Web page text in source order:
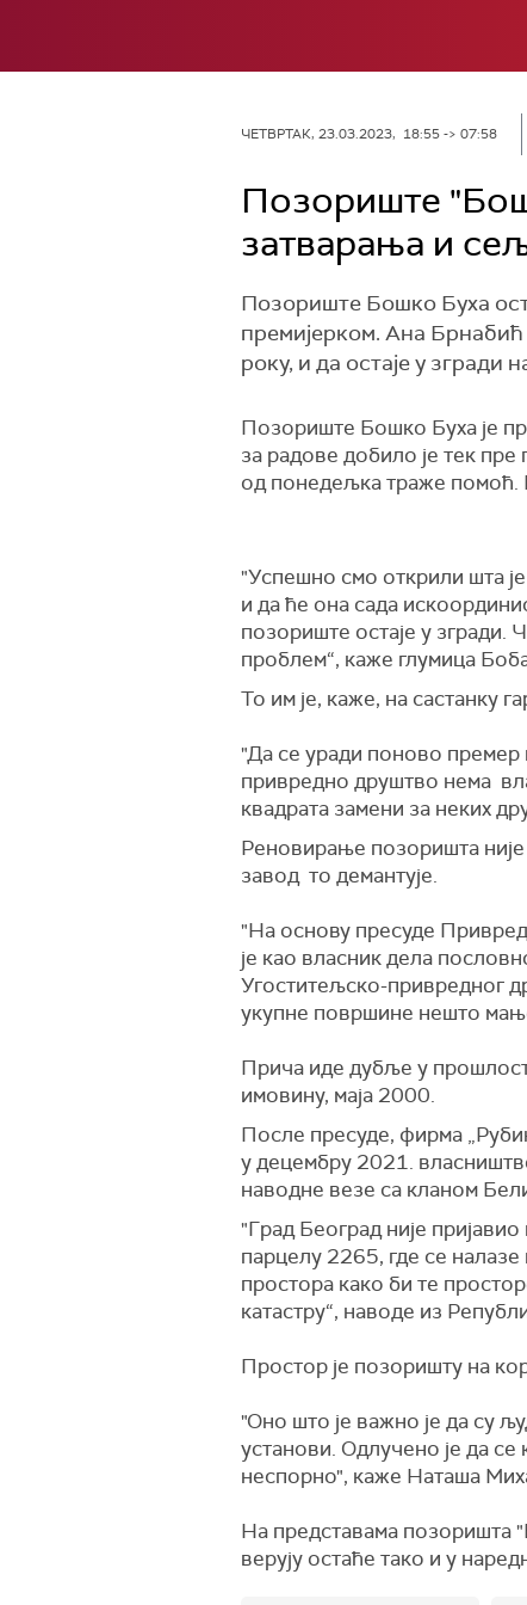
ЧЕТВРТАК, 23.03.2023, 18:55 -> 07:58
Позориште
затварања и
Позориште Бошко Буха
премијерком. Ана
року, и да остаје у згради
Позориште Бошко Буха је
за радове добило је тек
од понедељка траже помоћ.
"Успешно смо открили шта
и да ће она сада
позориште остаје у згради.
проблем“, каже глумица
То им је, каже, на састанку
"Да се уради поново премер
привредно друштво нема
квадрата замени за неких
Реновирање позоришта није
завод то демантује.
"На основу пресуде
је као власник дела
Угоститељско-привредног
укупне површине нешто
Прича иде дубље у
имовину, маја 2000.
После пресуде, фирма
у децембру 2021.
наводне везе са кланом
"Град Београд није
парцелу 2265, где се
простора како би те
катастру“, наводе из
Простор је позоришту на
"Оно што је важно је да су
установи. Одлучено је да се
неспорно", каже Наташа
На представама позоришта
верују остаће тако и у